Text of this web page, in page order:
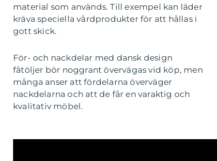
material som används. Till exempel kan läder
kräva speciella vårdprodukter för att hållas i
gott skick.
För- och nackdelar med dansk design
fåtöljer bör noggrant övervägas vid köp, men
många anser att fördelarna överväger
nackdelarna och att de får en varaktig och
kvalitativ möbel.